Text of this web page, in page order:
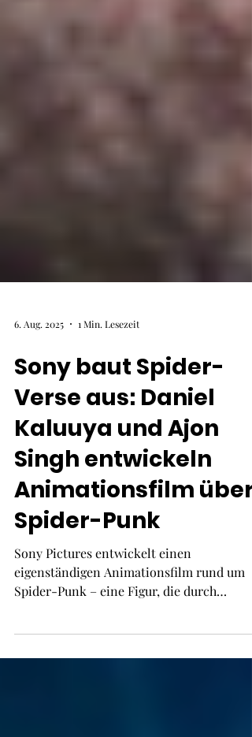
6. Aug. 2025 1 Min. Lesezeit
Sony baut Spider-
Verse aus: Daniel
Kaluuya und Ajon
Singh entwickeln
Animationsfilm über
Spider-Punk
Sony Pictures entwickelt einen
Spider-Punk – eine Figur, die durch